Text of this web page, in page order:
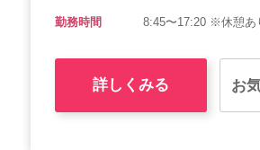
勤務時間 8:45〜17:20 ※休憩あ
詳しくみる お